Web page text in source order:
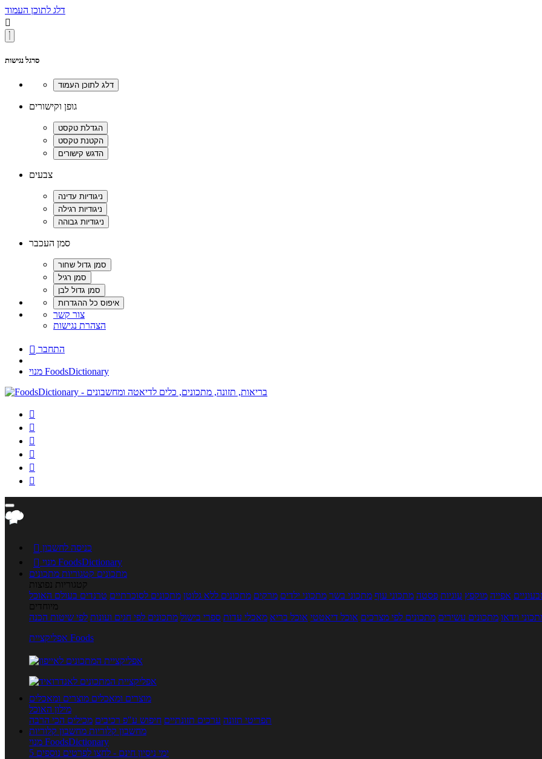
דלג לתוכן העמוד

סרגל נגישות
גופן וקישורים
צבעים
סמן העכבר
צור קשר
הצהרת נגישות
 התחבר
מנוי FoodsDictionary






 כניסה לחשבון

מנוי FoodsDictionary
מתכונים קטגוריות מתכונים
קטגוריות נפוצות
אפייה מוקפץ עוגיות פסטה מתכוני עוף מתכוני בשר מתכוני ילדים מרקים מתכונים ללא גלוטן מתכונים לסוכרתיים טרנדים בעולם האוכל
מיוחדים
וידאו מתכונים עשירים מתכונים לפי מצרכים אוכל דיאטטי אוכל בריא מאכלי עדות ספרי בישול מתכונים לפי חגים ועונות לפי שיטות הכנה
אפליקציית Foods
מוצרים ומאכלים מוצרים ומאכלים
מילון האוכל
תפריטי תזונה ערכים תזונתיים חיפוש ע"פ רכיבים מכילים הכי הרבה
מחשבון קלוריות מחשבון קלוריות
מנוי FoodsDictionary
5 ימי ניסיון חינם - לחצו לפרטים נוספים